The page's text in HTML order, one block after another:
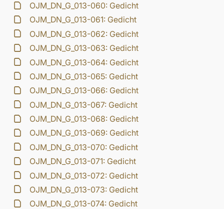
OJM_DN_G_013-060: Gedicht
OJM_DN_G_013-061: Gedicht
OJM_DN_G_013-062: Gedicht
OJM_DN_G_013-063: Gedicht
OJM_DN_G_013-064: Gedicht
OJM_DN_G_013-065: Gedicht
OJM_DN_G_013-066: Gedicht
OJM_DN_G_013-067: Gedicht
OJM_DN_G_013-068: Gedicht
OJM_DN_G_013-069: Gedicht
OJM_DN_G_013-070: Gedicht
OJM_DN_G_013-071: Gedicht
OJM_DN_G_013-072: Gedicht
OJM_DN_G_013-073: Gedicht
OJM_DN_G_013-074: Gedicht